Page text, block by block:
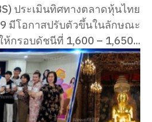
ประเมินทิศทางตลาดหุ้นไทย
มีโอกาสปรับตัวขึ้นในลักษณะ
ห้กรอบดัชนีที่ 1,600 – 1,650...